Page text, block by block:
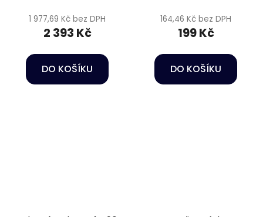
1 977,69 Kč bez DPH
2 393 Kč
DO KOŠÍKU
164,46 Kč bez DPH
199 Kč
DO KOŠÍKU